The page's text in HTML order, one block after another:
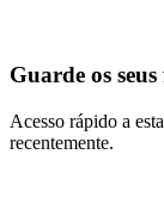
Guarde os
Acesso rápido a
recentemente.